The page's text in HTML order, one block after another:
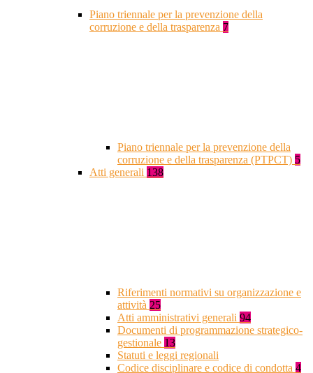
Piano triennale per la prevenzione della
corruzione e della trasparenza 7
Piano triennale per la prevenzione della
corruzione e della trasparenza (PTPCT) 5
Atti generali 138
Riferimenti normativi su organizzazione e
attività 25
Atti amministrativi generali 94
Documenti di programmazione strategico-
gestionale 13
Statuti e leggi regionali
Codice disciplinare e codice di condotta 4